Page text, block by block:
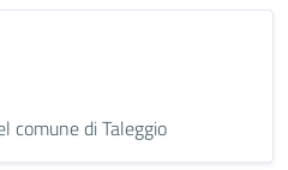
comune di Taleggio